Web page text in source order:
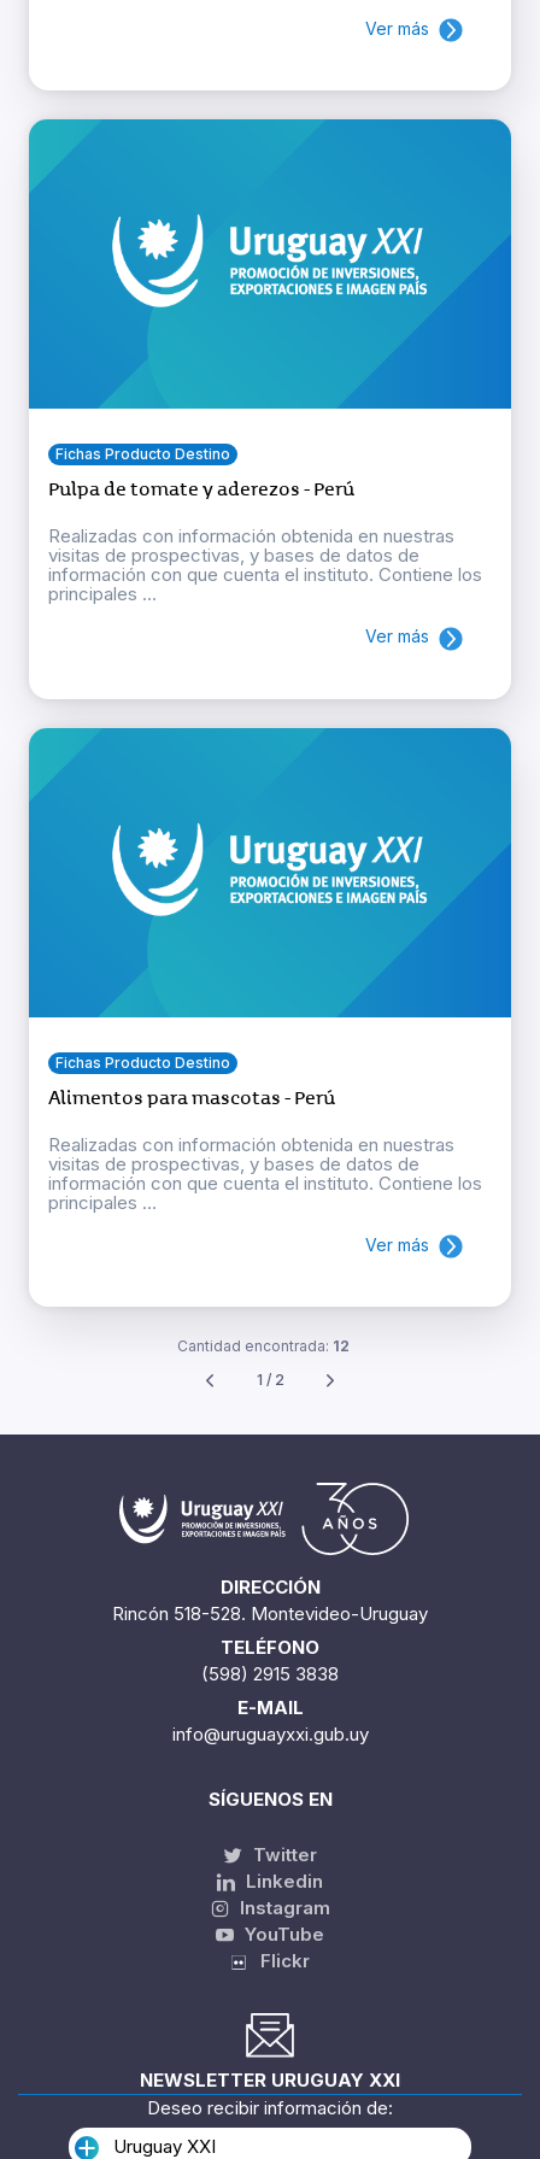
Ver más
Fichas Producto Destino
Pulpa de tomate y aderezos - Perú
Realizadas con información obtenida en nuestras
visitas de prospectivas, y bases de datos de
información con que cuenta el instituto. Contiene los
principales ...
Ver más
Fichas Producto Destino
Alimentos para mascotas - Perú
Realizadas con información obtenida en nuestras
visitas de prospectivas, y bases de datos de
información con que cuenta el instituto. Contiene los
principales ...
Ver más
Cantidad encontrada: 12
1 / 2
DIRECCIÓN
Rincón 518-528. Montevideo-Uruguay
TELÉFONO
(598) 2915 3838
E-MAIL
info@uruguayxxi.gub.uy
SÍGUENOS EN
Twitter
Linkedin
Instagram
YouTube
Flickr
NEWSLETTER URUGUAY XXI
Deseo recibir información de:
Uruguay XXI